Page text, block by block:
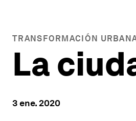
TRANSFORMACIÓN
La
3 ene. 2020